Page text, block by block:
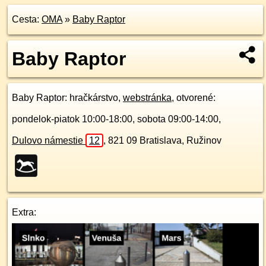
Cesta: OMA» Baby Raptor
Baby Raptor
Baby Raptor: hračkárstvo, webstránka, otvorené:
pondelok-piatok 10:00-18:00, sobota 09:00-14:00,
Dulovo námestie 12 , 821 09 Bratislava, Ružinov
Extra: